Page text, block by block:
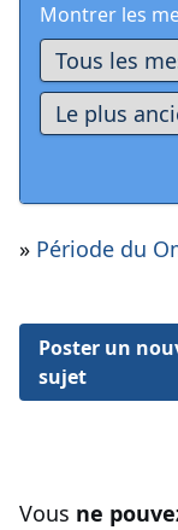
Montrer les
» Période du
Poster un
sujet
Vous ne